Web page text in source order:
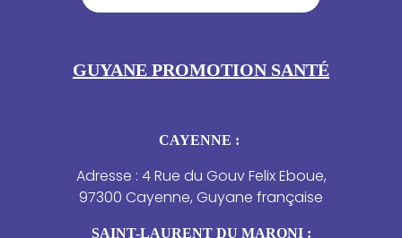
GUYANE PROMOTION SANTÉ
CAYENNE :
Adresse : 4 Rue du Gouv Felix Eboue,
97300 Cayenne, Guyane française
SAINT-LAURENT DU MARONI :